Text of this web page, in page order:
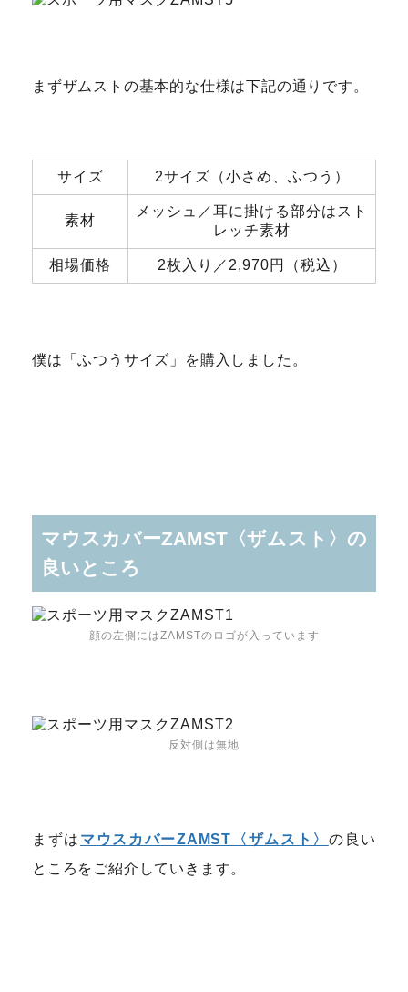
まずザムストの基本的な仕様は下記の通りです。
サイズ 2サイズ（小さめ、ふつう）
素材
メッシュ／耳に掛ける部分はスト
レッチ素材
相場価格 2枚入り／2,970円（税込）
僕は「ふつうサイズ」を購入しました。
マウスカバーZAMST〈ザムスト〉の
良いところ
顔の左側にはZAMSTのロゴが入っています
反対側は無地
まずは マウスカバーZAMST〈ザムスト〉 の良い
ところをご紹介していきます。